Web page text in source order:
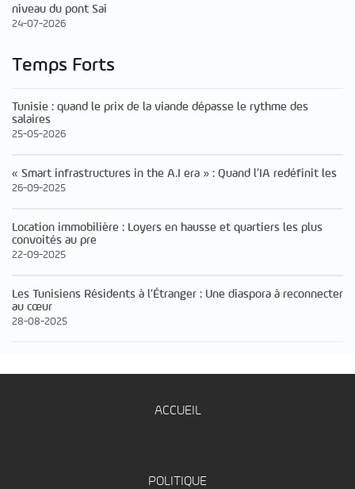
niveau du pont Sai
24-07-2026
Temps Forts
Tunisie : quand le prix de la viande dépasse le rythme des
salaires
25-05-2026
« Smart infrastructures in the A.I era » : Quand l’IA redéfinit les
26-09-2025
Location immobilière : Loyers en hausse et quartiers les plus
convoités au pre
22-09-2025
Les Tunisiens Résidents à l’Étranger : Une diaspora à reconnecter
au cœur
28-08-2025
ACCUEIL
POLITIQUE